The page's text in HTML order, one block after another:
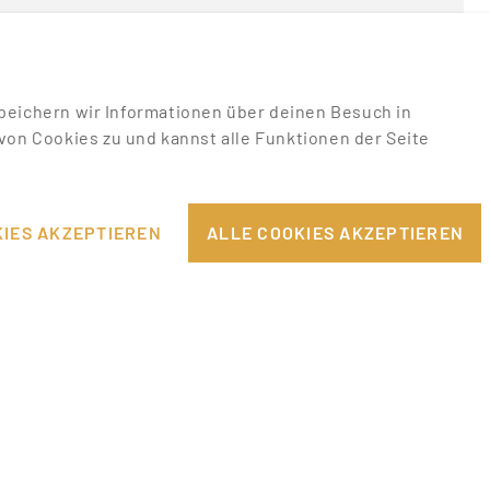
wir Informationen über deinen Besuch in
Cookies zu und kannst alle Funktionen der Seite
AKZEPTIEREN ALLE COOKIES AKZEPTIEREN